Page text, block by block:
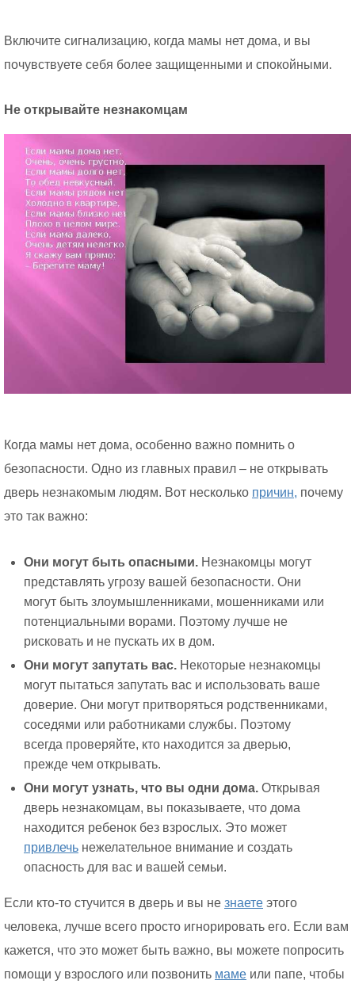
Включите сигнализацию, когда мамы нет дома, и вы
почувствуете себя более защищенными и спокойными.
Не открывайте незнакомцам
Когда мамы нет дома, особенно важно помнить о
безопасности. Одно из главных правил – не открывать
дверь незнакомым людям. Вот несколько причин, почему
это так важно:
Они могут быть опасными. Незнакомцы могут
представлять угрозу вашей безопасности. Они
могут быть злоумышленниками, мошенниками или
потенциальными ворами. Поэтому лучше не
рисковать и не пускать их в дом.
Они могут запутать вас. Некоторые незнакомцы
могут пытаться запутать вас и использовать ваше
доверие. Они могут притворяться родственниками,
соседями или работниками службы. Поэтому
всегда проверяйте, кто находится за дверью,
прежде чем открывать.
Они могут узнать, что вы одни дома. Открывая
дверь незнакомцам, вы показываете, что дома
находится ребенок без взрослых. Это может
привлечь нежелательное внимание и создать
опасность для вас и вашей семьи.
Если кто-то стучится в дверь и вы не знаете этого
человека, лучше всего просто игнорировать его. Если вам
кажется, что это может быть важно, вы можете попросить
помощи у взрослого или позвонить маме или папе, чтобы